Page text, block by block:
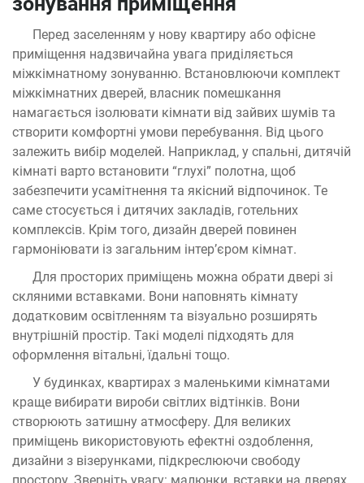
Перед заселенням у нову квартиру або офісне
приміщення надзвичайна увага приділяється
міжкімнатному зонуванню. Встановлюючи комплект
міжкімнатних дверей, власник помешкання
намагається ізолювати кімнати від зайвих шумів та
створити комфортні умови перебування. Від цього
залежить вибір моделей. Наприклад, у спальні, дитячій
кімнаті варто встановити “глухі” полотна, щоб
забезпечити усамітнення та якісний відпочинок. Те
саме стосується і дитячих закладів, готельних
комплексів. Крім того, дизайн дверей повинен
гармоніювати із загальним інтер’єром кімнат.
Для просторих приміщень можна обрати двері зі
скляними вставками. Вони наповнять кімнату
додатковим освітленням та візуально розширять
внутрішній простір. Такі моделі підходять для
оформлення вітальні, їдальні тощо.
У будинках, квартирах з маленькими кімнатами
краще вибирати вироби світлих відтінків. Вони
створюють затишну атмосферу. Для великих
приміщень використовують ефектні оздоблення,
дизайни з візерунками, підкреслюючи свободу